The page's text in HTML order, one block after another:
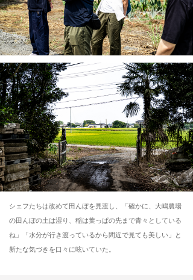
シェフたちは改めて田んぼを見渡し、「確かに、大嶋農場
の田んぼの土は湿り、稲は葉っぱの先まで青々としている
ね」「水分が行き渡っているから間近で見ても美しい」と
新たな気づきを口々に呟いていた。